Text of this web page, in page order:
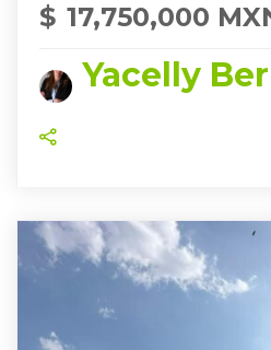
$ 17,750,000
Yacelly